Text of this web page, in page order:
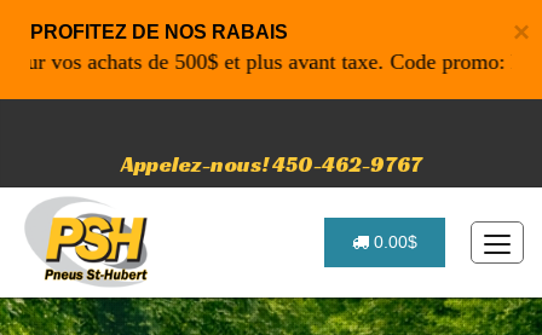
×
PROFITEZ DE NOS RABAIS
achats de 500$ et plus avant taxe. Code promo: P4616
Appelez-nous! 450-462-9767
0.00$